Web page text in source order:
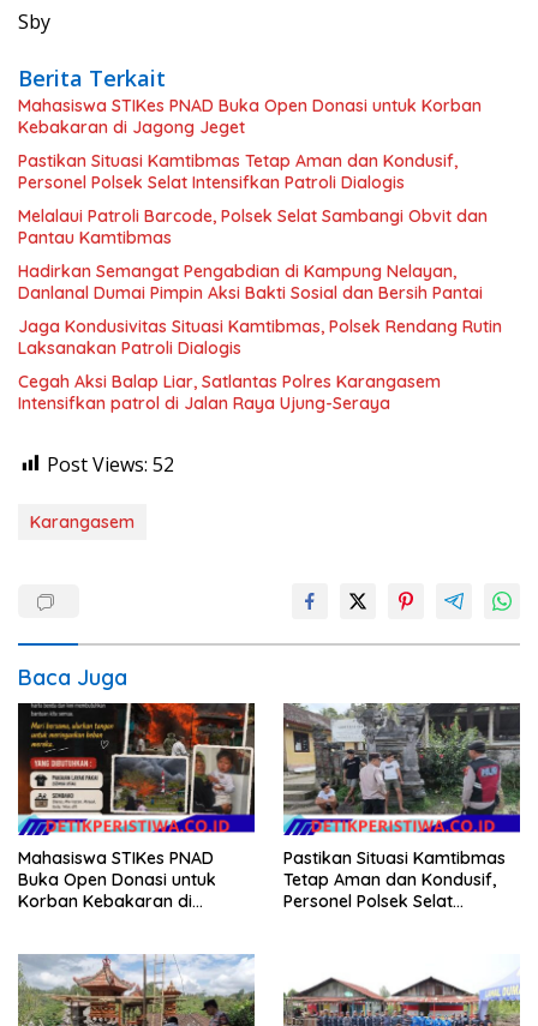
Sby
Berita Terkait
Mahasiswa STIKes PNAD Buka Open Donasi untuk Korban
Kebakaran di Jagong Jeget
Pastikan Situasi Kamtibmas Tetap Aman dan Kondusif,
Personel Polsek Selat Intensifkan Patroli Dialogis
Melalaui Patroli Barcode, Polsek Selat Sambangi Obvit dan
Pantau Kamtibmas
Hadirkan Semangat Pengabdian di Kampung Nelayan,
Danlanal Dumai Pimpin Aksi Bakti Sosial dan Bersih Pantai
Jaga Kondusivitas Situasi Kamtibmas, Polsek Rendang Rutin
Laksanakan Patroli Dialogis
Cegah Aksi Balap Liar, Satlantas Polres Karangasem
Intensifkan patrol di Jalan Raya Ujung-Seraya
Post Views: 52
Karangasem
Baca Juga
Mahasiswa STIKes PNAD
Buka Open Donasi untuk
Korban Kebakaran di
Pastikan Situasi Kamtibmas
Tetap Aman dan Kondusif,
Personel Polsek Selat